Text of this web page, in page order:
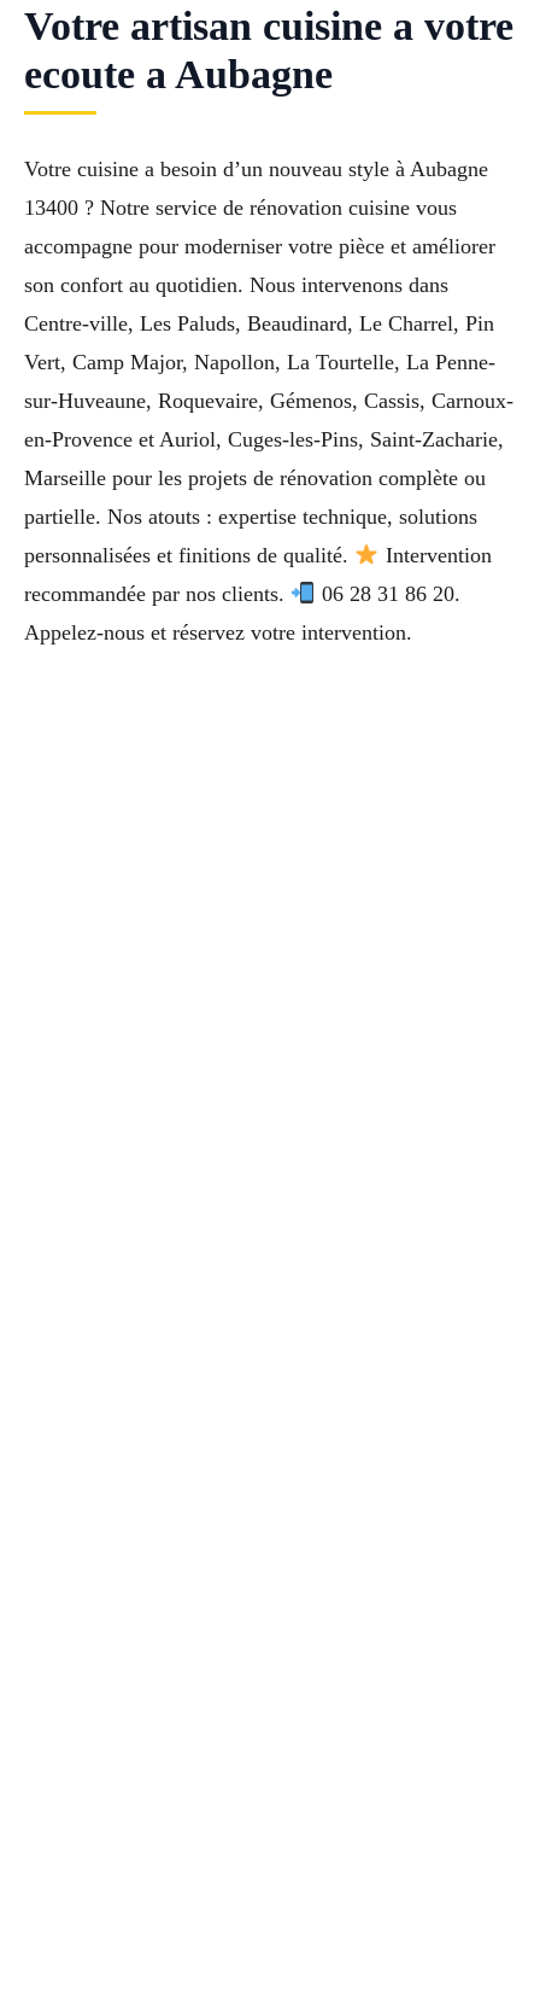
Votre artisan cuisine a votre
ecoute a Aubagne
Votre cuisine a besoin d’un nouveau style à Aubagne
13400 ? Notre service de rénovation cuisine vous
accompagne pour moderniser votre pièce et améliorer
son confort au quotidien. Nous intervenons dans
Centre-ville, Les Paluds, Beaudinard, Le Charrel, Pin
Vert, Camp Major, Napollon, La Tourtelle, La Penne-
sur-Huveaune, Roquevaire, Gémenos, Cassis, Carnoux-
en-Provence et Auriol, Cuges-les-Pins, Saint-Zacharie,
Marseille pour les projets de rénovation complète ou
partielle. Nos atouts : expertise technique, solutions
personnalisées et finitions de qualité.
Intervention
recommandée par nos clients.
06 28 31 86 20.
Appelez-nous et réservez votre intervention.